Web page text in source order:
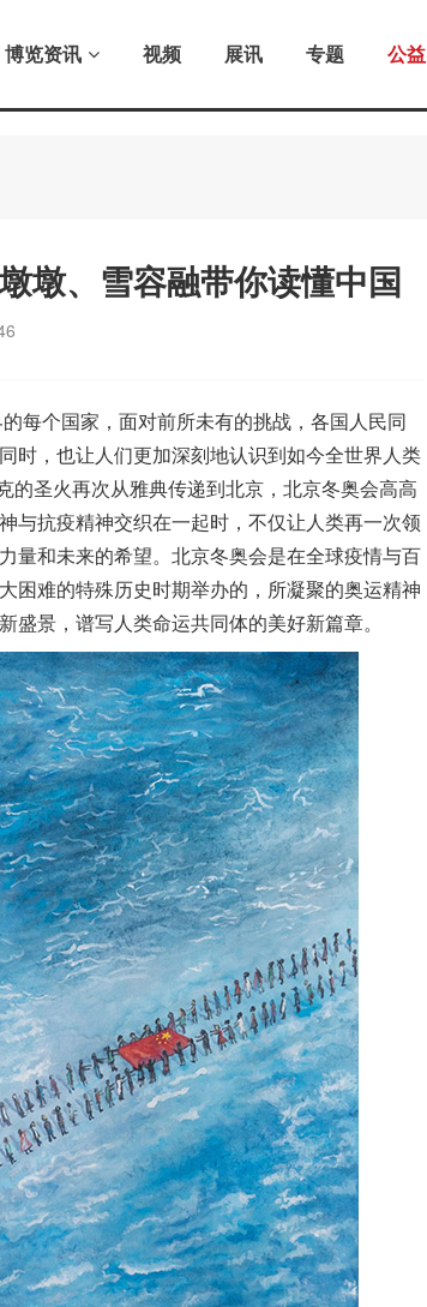
博览资讯 视频 展讯 专题 公益
墩、雪容融带你读懂中国
每个国家，面对前所未有的挑战，各国人民同
时，也让人们更加深刻地认识到如今全世界人类
圣火再次从雅典传递到北京，北京冬奥会高高
与抗疫精神交织在一起时，不仅让人类再一次领
量和未来的希望。北京冬奥会是在全球疫情与百
困难的特殊历史时期举办的，所凝聚的奥运精神
景，谱写人类命运共同体的美好新篇章。